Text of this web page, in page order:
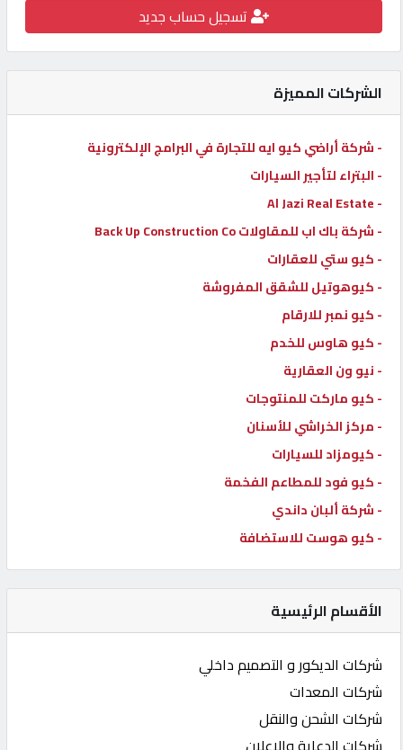
كيو
ماركت
الدليل
القطري
POWERED
QHOST
تسجيل حساب جديد
الشركات المميزة
- شركة أراضي كيو ايه للتجارة في البرامج الإلكترونية
- البتراء لتأجير السيارات
- Al Jazi Real Estate
- شركة باك اب للمقاولات Back Up Construction Co
- كيو ستي للعقارات
- كيوهوتيل للشقق المفروشة
- كيو نمبر للارقام
- كيو هاوس للخدم
- نيو ون العقارية
- كيو ماركت للمنتوجات
- مركز الخراشي للأسنان
- كيومزاد للسيارات
- كيو فود للمطاعم الفخمة
- شركة ألبان داندي
- كيو هوست للاستضافة
الأقسام الرئيسية
شركات الديكور و التصميم داخلي
شركات المعدات
شركات الشحن والنقل